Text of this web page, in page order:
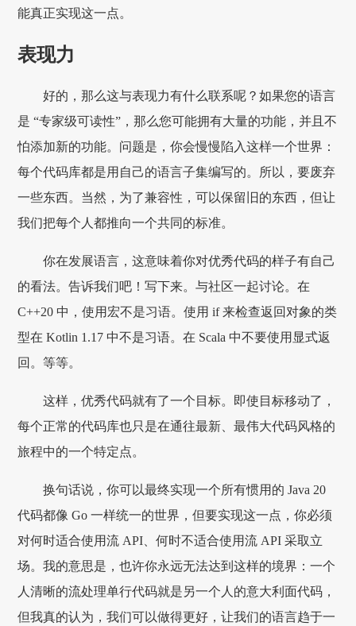
能真正实现这一点。
表现力
好的，那么这与表现力有什么联系呢？如果您的语言
是 “专家级可读性”，那么您可能拥有大量的功能，并且不
怕添加新的功能。问题是，你会慢慢陷入这样一个世界：
每个代码库都是用自己的语言子集编写的。所以，要废弃
一些东西。当然，为了兼容性，可以保留旧的东西，但让
我们把每个人都推向一个共同的标准。
你在发展语言，这意味着你对优秀代码的样子有自己
的看法。告诉我们吧！写下来。与社区一起讨论。在
C++20 中，使用宏不是习语。使用 if 来检查返回对象的类
型在 Kotlin 1.17 中不是习语。在 Scala 中不要使用显式返
回。等等。
这样，优秀代码就有了一个目标。即使目标移动了，
每个正常的代码库也只是在通往最新、最伟大代码风格的
旅程中的一个特定点。
换句话说，你可以最终实现一个所有惯用的 Java 20
代码都像 Go 一样统一的世界，但要实现这一点，你必须
对何时适合使用流 API、何时不适合使用流 API 采取立
场。我的意思是，也许你永远无法达到这样的境界：一个
人清晰的流处理单行代码就是另一个人的意大利面代码，
但我真的认为，我们可以做得更好，让我们的语言趋于一